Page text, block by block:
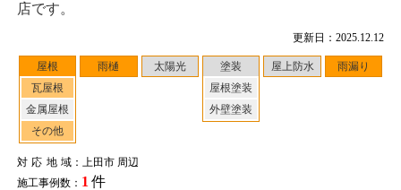
更新日：2025.12.12
屋根
瓦屋根
金属屋根
その他
雨樋 太陽光
塗装
屋根塗装
外壁塗装
屋上防水 雨漏り
対応地域：上田市 周辺
施工事例数： 1 件
店です。